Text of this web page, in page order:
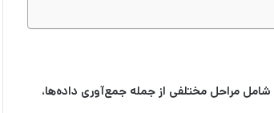
مراحل مختلفی از جمله جمع‌آوری داده‌ها،